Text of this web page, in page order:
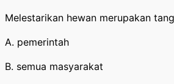
Melestarikan hewan merupakan
A. pemerintah
B. semua masyarakat